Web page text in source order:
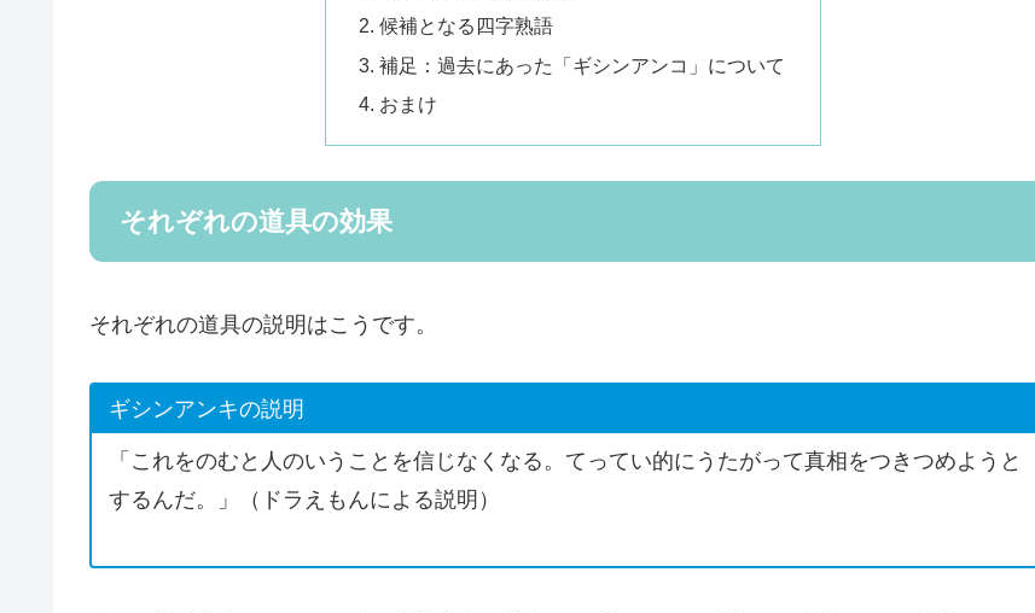
候補となる四字熟語
補足：過去にあった「ギシンアンコ」について
おまけ
それぞれの道具の効果
それぞれの道具の説明はこうです。
ギシンアンキの説明
「これをのむと人のいうことを信じなくなる。てってい的にうたがって真相をつきつめようと
するんだ。」（ドラえもんによる説明）